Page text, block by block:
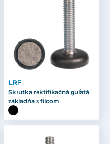
LRF
Skrutka rektifikačná guľatá
základňa s filcom